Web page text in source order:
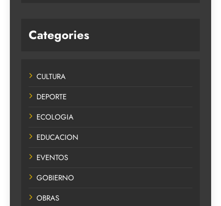
Categories
CULTURA
DEPORTE
ECOLOGIA
EDUCACION
EVENTOS
GOBIERNO
OBRAS